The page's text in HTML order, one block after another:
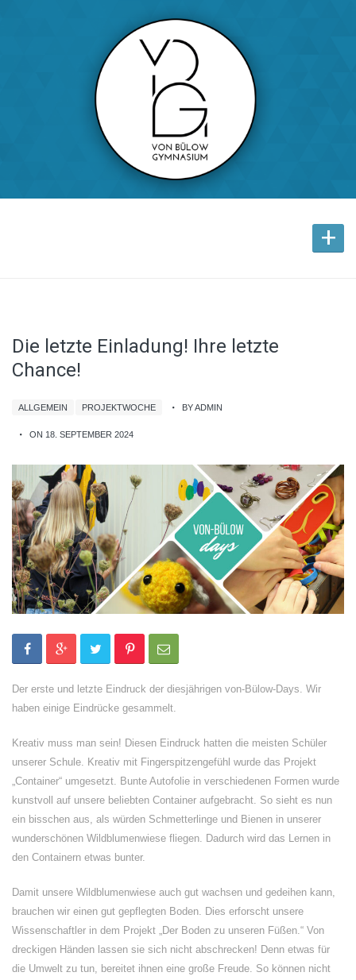
+
Die letzte Einladung! Ihre letzte
Chance!
ALLGEMEIN PROJEKTWOCHE BY ADMIN
ON 18. SEPTEMBER 2024
Der erste und letzte Eindruck der diesjährigen von-Bülow-Days. Wir
haben einige Eindrücke gesammelt.
Kreativ muss man sein! Diesen Eindruck hatten die meisten Schüler
unserer Schule. Kreativ mit Fingerspitzengefühl wurde das Projekt
„Container“ umgesetzt. Bunte Autofolie in verschiedenen Formen wurde
kunstvoll auf unsere beliebten Container aufgebracht. So sieht es nun
ein bisschen aus, als würden Schmetterlinge und Bienen in unserer
wunderschönen Wildblumenwiese fliegen. Dadurch wird das Lernen in
den Containern etwas bunter.
Damit unsere Wildblumenwiese auch gut wachsen und gedeihen kann,
brauchen wir einen gut gepflegten Boden. Dies erforscht unsere
Wissenschaftler in dem Projekt „Der Boden zu unseren Füßen.“ Von
dreckigen Händen lassen sie sich nicht abschrecken! Denn etwas für
die Umwelt zu tun, bereitet ihnen eine große Freude. So können nicht